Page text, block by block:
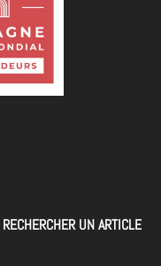
RECHERCHER UN ARTICLE